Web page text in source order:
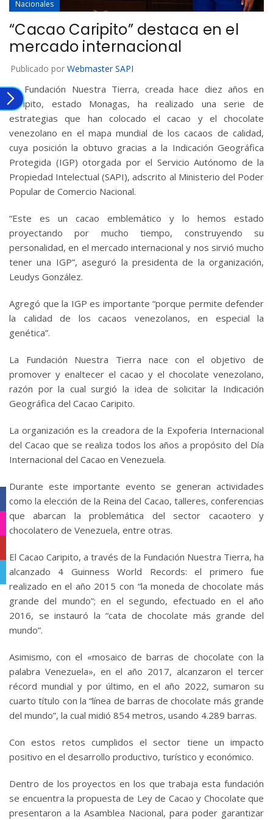
Nacionales
“Cacao Caripito” destaca en el
mercado internacional
Publicado por Webmaster SAPI
La Fundación Nuestra Tierra, creada hace diez años en
Caripito, estado Monagas, ha realizado una serie de
estrategias que han colocado el cacao y el chocolate
venezolano en el mapa mundial de los cacaos de calidad,
cuya posición la obtuvo gracias a la Indicación Geográfica
Protegida (IGP) otorgada por el Servicio Autónomo de la
Propiedad Intelectual (SAPI), adscrito al Ministerio del Poder
Popular de Comercio Nacional.
“Este es un cacao emblemático y lo hemos estado
proyectando por mucho tiempo, construyendo su
personalidad, en el mercado internacional y nos sirvió mucho
tener una IGP”, aseguró la presidenta de la organización,
Leudys González.
Agregó que la IGP es importante “porque permite defender
la calidad de los cacaos venezolanos, en especial la
genética”.
La Fundación Nuestra Tierra nace con el objetivo de
promover y enaltecer el cacao y el chocolate venezolano,
razón por la cual surgió la idea de solicitar la Indicación
Geográfica del Cacao Caripito.
La organización es la creadora de la Expoferia Internacional
del Cacao que se realiza todos los años a propósito del Día
Internacional del Cacao en Venezuela.
Durante este importante evento se generan actividades
como la elección de la Reina del Cacao, talleres, conferencias
que abarcan la problemática del sector cacaotero y
chocolatero de Venezuela, entre otras.
El Cacao Caripito, a través de la Fundación Nuestra Tierra, ha
alcanzado 4 Guinness World Records: el primero fue
realizado en el año 2015 con “la moneda de chocolate más
grande del mundo”; en el segundo, efectuado en el año
2016, se instauró la “cata de chocolate más grande del
mundo”.
Asimismo, con el «mosaico de barras de chocolate con la
palabra Venezuela», en el año 2017, alcanzaron el tercer
récord mundial y por último, en el año 2022, sumaron su
cuarto título con la “línea de barras de chocolate más grande
del mundo”, la cual midió 854 metros, usando 4.289 barras.
Con estos retos cumplidos el sector tiene un impacto
positivo en el desarrollo productivo, turístico y económico.
Dentro de los proyectos en los que trabaja esta fundación
se encuentra la propuesta de Ley de Cacao y Chocolate que
presentaron a la Asamblea Nacional, para poder garantizar
Facebook
Instagram
Telegram